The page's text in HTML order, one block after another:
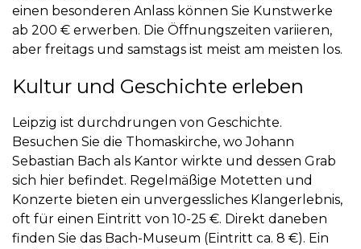
einen besonderen Anlass können Sie Kunstwerke
ab 200 € erwerben. Die Öffnungszeiten variieren,
aber freitags und samstags ist meist am meisten los.
Kultur und Geschichte erleben
Leipzig ist durchdrungen von Geschichte.
Besuchen Sie die Thomaskirche, wo Johann
Sebastian Bach als Kantor wirkte und dessen Grab
sich hier befindet. Regelmäßige Motetten und
Konzerte bieten ein unvergessliches Klangerlebnis,
oft für einen Eintritt von 10-25 €. Direkt daneben
finden Sie das Bach-Museum (Eintritt ca. 8 €). Ein